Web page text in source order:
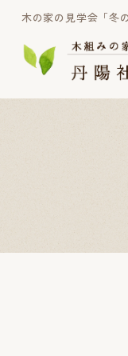
木の家の見学会「冬